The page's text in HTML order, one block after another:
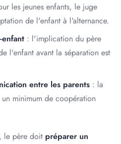
les jeunes enfants, le juge
de l'enfant à l'alternance.
: l'implication du père
l'enfant avant la séparation est
entre les parents : la
minimum de coopération
le père doit préparer un